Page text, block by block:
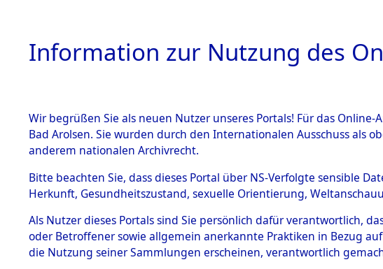
HOME BESTANDSBESCHREIBUNG
BESTÄNDE
Inhaftierungsdoku
mente
1.2.9 Beim ITS
verwahrte
0002
Information zur Nutzung des
Wir begrüßen Sie als neuen Nutzer unseres Portals! Für das
Bad Arolsen. Sie wurden durch den Internationalen Ausschuss als
anderem nationalen Archivrecht.
Bitte beachten Sie, dass dieses Portal über NS-Verfolgte sensible
Herkunft, Gesundheitszustand, sexuelle Orientierung,
Als Nutzer dieses Portals sind Sie persönlich dafür verantwortlich,
oder Betroffener sowie allgemein anerkannte Praktiken in Bezug
die Nutzung seiner Sammlungen erscheinen, verantwortlich